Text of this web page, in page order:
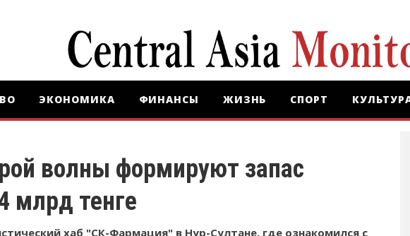
ЭКОНОМИКА ФИНАНСЫ ЖИЗНЬ СПОРТ
волны формируют запас
млрд тенге
хаб "СК-Фармация" в Нур-Султане, где ознакомился с